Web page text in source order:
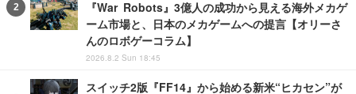
『War Robots』3億人の成功から見える海外メカゲ
ーム市場と、日本のメカゲームへの提言【オリーさ
んのロボゲーコラム】
2026.8.2 Sun 18:45
スイッチ2版『FF14』から始める新米“ヒカセン”が